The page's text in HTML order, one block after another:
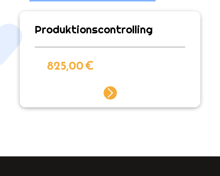
Produktionscontrolling
825,00€